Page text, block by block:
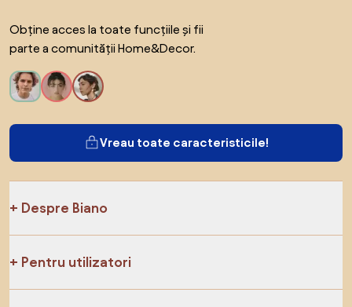
Obține acces la toate funcțiile și fii
parte a comunității Home&Decor.
Vreau toate caracteristicile!
Despre Biano
Pentru utilizatori